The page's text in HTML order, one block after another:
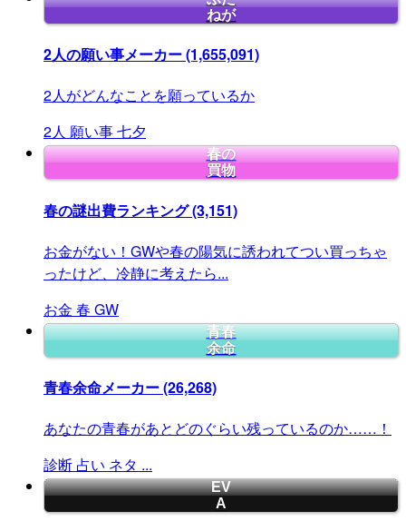
ねが
2人の願い事メーカー(1,655,091)
2人がどんなことを願っているか
2人 願い事七夕
春の
買物
春の謎出費ランキング(3,151)
お金がない！GWや春の陽気に誘われてつい買っちゃ
ったけど、冷静に考えたら...
お金 春 GW
青春
余命
青春余命メーカー(26,268)
あなたの青春があとどのぐらい残っているのか……！
診断 占い ネタ ...
EV
A